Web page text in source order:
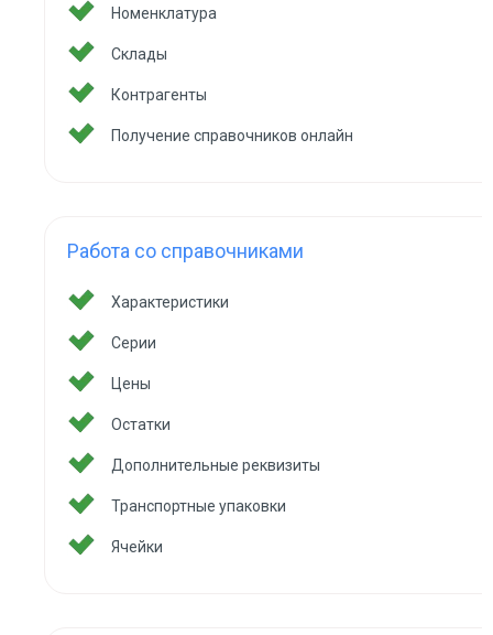
Номенклатура
Склады
Контрагенты
Получение справочников онлайн
Работа со справочниками
Характеристики
Серии
Цены
Остатки
Дополнительные реквизиты
Транспортные упаковки
Ячейки